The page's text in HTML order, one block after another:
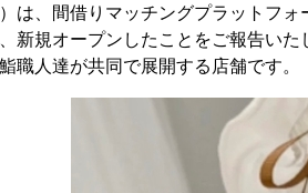
は、間借りマッチングプラットフ
新規オープンしたことをご報告い
職人達が共同で展開する店舗です。